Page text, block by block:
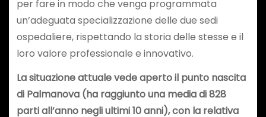
per fare in modo che venga programmata
un’adeguata specializzazione delle due sedi
ospedaliere, rispettando la storia delle stesse e il
loro valore professionale e innovativo.
La situazione attuale vede aperto il punto nascita
di Palmanova (ha raggiunto una media di 828
parti all’anno negli ultimi 10 anni), con la relativa